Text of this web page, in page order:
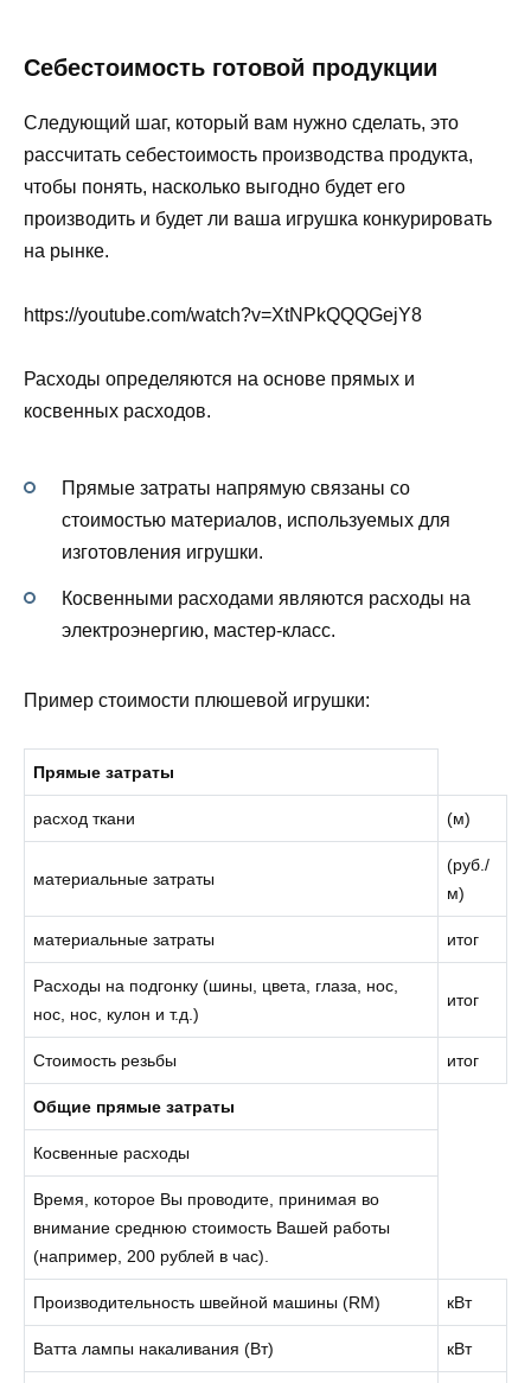
Себестоимость готовой продукции
Следующий шаг, который вам нужно сделать, это
рассчитать себестоимость производства продукта,
чтобы понять, насколько выгодно будет его
производить и будет ли ваша игрушка конкурировать
на рынке.
https://youtube.com/watch?v=XtNPkQQQGejY8
Расходы определяются на основе прямых и
косвенных расходов.
Прямые затраты напрямую связаны со
стоимостью материалов, используемых для
изготовления игрушки.
Косвенными расходами являются расходы на
электроэнергию, мастер-класс.
Пример стоимости плюшевой игрушки:
Прямые затраты
расход ткани (м)
материальные затраты
(руб./
м)
материальные затраты итог
Расходы на подгонку (шины, цвета, глаза, нос,
нос, нос, кулон и т.д.)
итог
Стоимость резьбы итог
Общие прямые затраты
Косвенные расходы
Время, которое Вы проводите, принимая во
внимание среднюю стоимость Вашей работы
(например, 200 рублей в час).
Производительность швейной машины (RM) кВт
Ватта лампы накаливания (Вт) кВт